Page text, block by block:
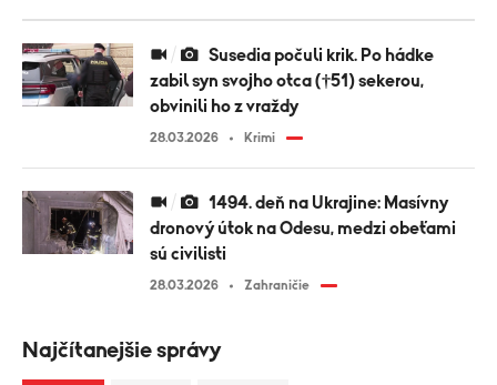
zabil syn svojho otca (†51) sekerou,
obvinili ho z vraždy
28.03.2026 Krimi
dronový útok na Odesu, medzi obeťami
sú civilisti
28.03.2026 Zahraničie
Najčítanejšie správy